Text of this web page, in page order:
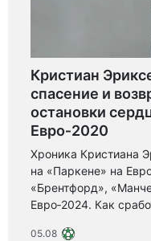
Кристиан
спасение и
остановки
Евро‑2020
Хроника Кристиана
на «Паркене» на
«Брентфорд»,
Евро‑2024. Как
05.08